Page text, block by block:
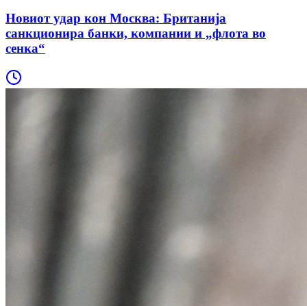
Новиот удар кон Москва: Британија
санкционира банки, компании и „флота во
сенка“